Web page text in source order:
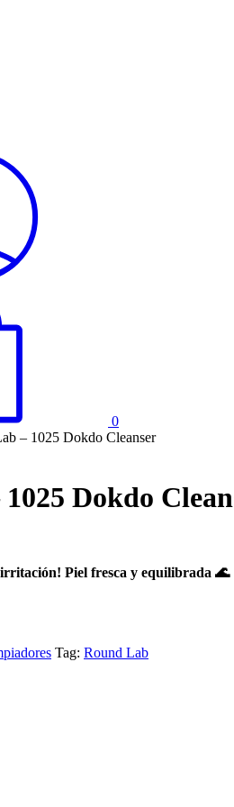
0
– 1025 Dokdo Cleanser
Dokdo
Piel fresca y equilibrada 🌊
Tag: Round Lab